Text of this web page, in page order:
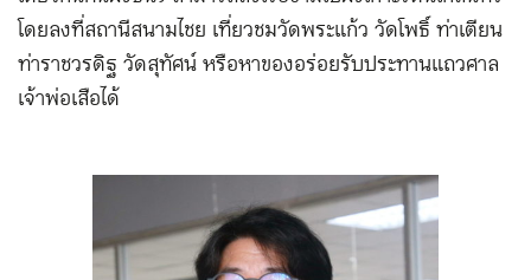
โดยลงที่สถานีสนามไชย เที่ยวชมวัดพระแก้ว วัดโพธิ์ ท่าเตียน
ท่าราชวรดิฐ วัดสุทัศน์ หรือหาของอร่อยรับประทานแถวศาล
เจ้าพ่อเสือได้